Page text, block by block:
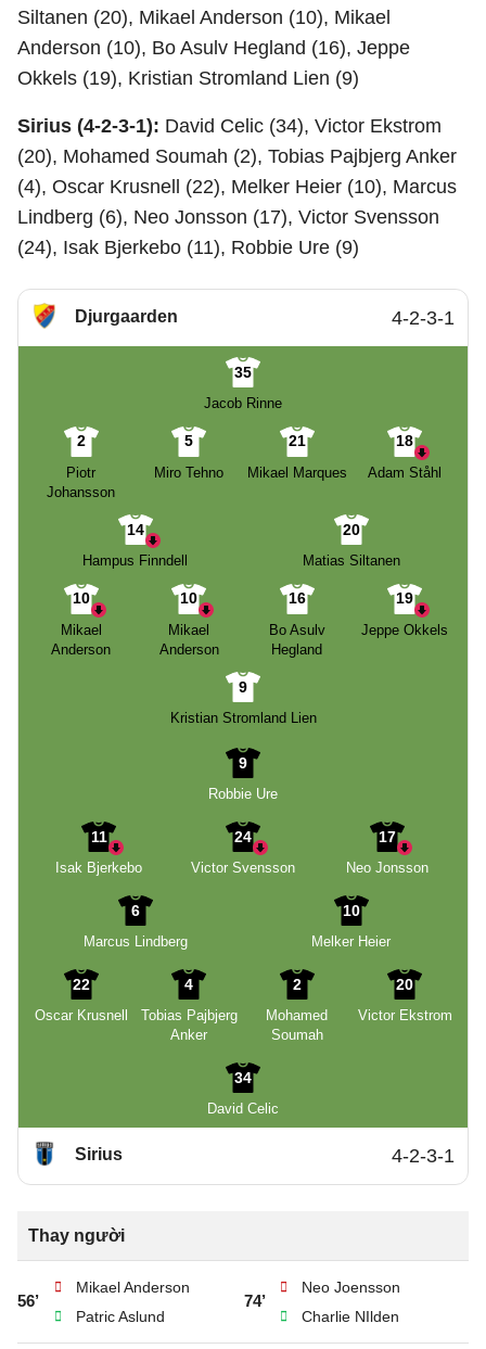
Siltanen (20), Mikael Anderson (10), Mikael
Anderson (10), Bo Asulv Hegland (16), Jeppe
Okkels (19), Kristian Stromland Lien (9)
Sirius (4-2-3-1): David Celic (34), Victor Ekstrom
(20), Mohamed Soumah (2), Tobias Pajbjerg Anker
(4), Oscar Krusnell (22), Melker Heier (10), Marcus
Lindberg (6), Neo Jonsson (17), Victor Svensson
(24), Isak Bjerkebo (11), Robbie Ure (9)
Djurgaarden 4-2-3-1
35
Jacob Rinne
2
Piotr
Johansson
5
Miro Tehno
21
Mikael Marques
18
Adam Ståhl
14
Hampus Finndell
20
Matias Siltanen
10
Mikael
Anderson
10
Mikael
Anderson
16
Bo Asulv
Hegland
19
Jeppe Okkels
9
Kristian Stromland Lien
9
Robbie Ure
11
Isak Bjerkebo
24
Victor Svensson
17
Neo Jonsson
6
Marcus Lindberg
10
Melker Heier
22
Oscar Krusnell
4
Tobias Pajbjerg
Anker
2
Mohamed
Soumah
20
Victor Ekstrom
34
David Celic
Sirius 4-2-3-1
Thay người
56’
Mikael Anderson
Patric Aslund
74’
Neo Joensson
Charlie NIlden